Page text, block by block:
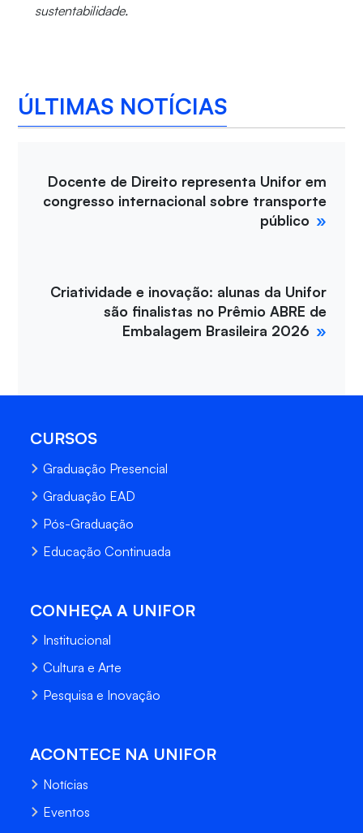
sustentabilidade.
ÚLTIMAS NOTÍCIAS
Docente de Direito representa Unifor em
congresso internacional sobre transporte
público
Criatividade e inovação: alunas da Unifor
são finalistas no Prêmio ABRE de
Embalagem Brasileira 2026
CURSOS
Graduação Presencial
Graduação EAD
Pós-Graduação
Educação Continuada
CONHEÇA A UNIFOR
Institucional
Cultura e Arte
Pesquisa e Inovação
ACONTECE NA UNIFOR
Notícias
Eventos